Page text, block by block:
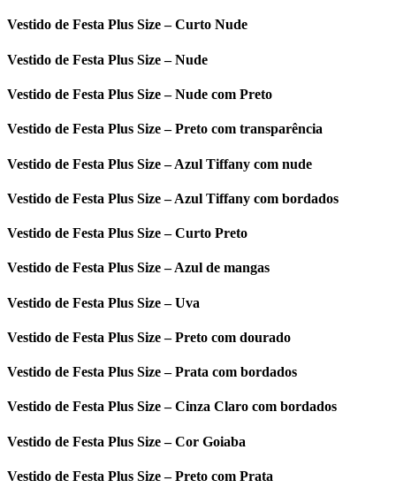
Vestido de Festa Plus Size – Curto Nude
Vestido de Festa Plus Size – Nude
Vestido de Festa Plus Size – Nude com Preto
Vestido de Festa Plus Size – Preto com transparência
Vestido de Festa Plus Size – Azul Tiffany com nude
Vestido de Festa Plus Size – Azul Tiffany com bordados
Vestido de Festa Plus Size – Curto Preto
Vestido de Festa Plus Size – Azul de mangas
Vestido de Festa Plus Size – Uva
Vestido de Festa Plus Size – Preto com dourado
Vestido de Festa Plus Size – Prata com bordados
Vestido de Festa Plus Size – Cinza Claro com bordados
Vestido de Festa Plus Size – Cor Goiaba
Vestido de Festa Plus Size – Preto com Prata